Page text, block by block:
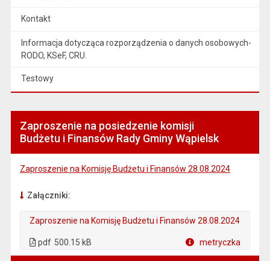
Kontakt
Informacja dotycząca rozporządzenia o danych osobowych-
RODO, KSeF, CRU.
Testowy
Zaproszenie na posiedzenie komisji
Budżetu i Finansów Rady Gminy Wąpielsk
Zaproszenie na Komisję Budżetu i Finansów 28.08.2024
Załączniki:
Zaproszenie na Komisję Budżetu i Finansów 28.08.2024
pdf 500.15 kB metryczka